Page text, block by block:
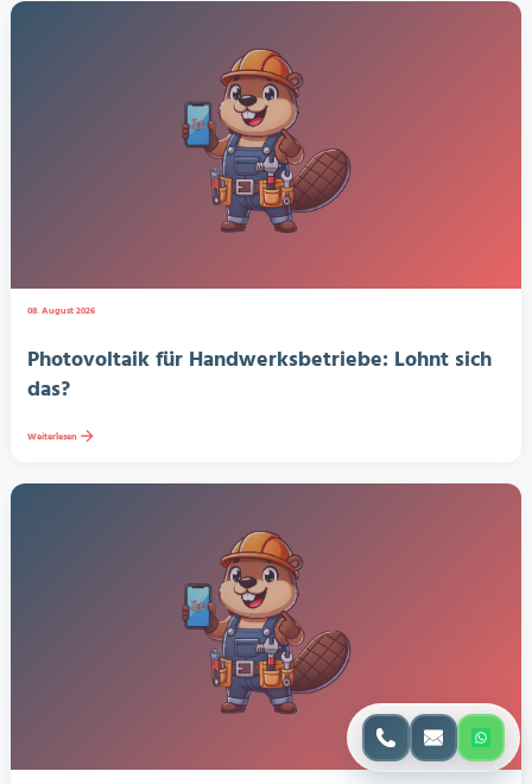
08. August 2026
Photovoltaik für Handwerksbetriebe: Lohnt sich
das?
Weiterlesen